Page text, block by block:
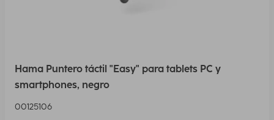
Hama Puntero táctil "Easy" para tablets PC y
smartphones, negro
00125106